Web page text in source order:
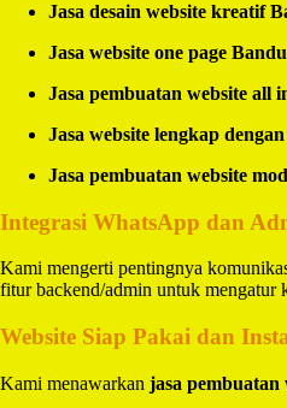
Jasa desain website kreatif
Jasa website one page
Jasa pembuatan website all
Jasa website lengkap
Jasa pembuatan website
Integrasi WhatsApp dan
Kami mengerti pentingnya
fitur backend/admin untuk mengatur
Website Siap Pakai dan
Kami menawarkan jasa